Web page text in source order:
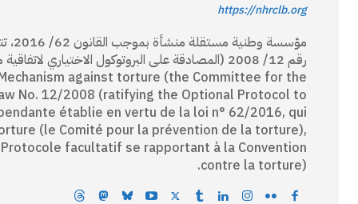
https://nhrclb.org
against torture (the Committee for the
No. 12/2008 (ratifying the Optional Protocol to
établie en vertu de la loi n° 62/2016, qui
(le Comité pour la prévention de la torture),
facultatif se rapportant à la Convention
contre la torture).